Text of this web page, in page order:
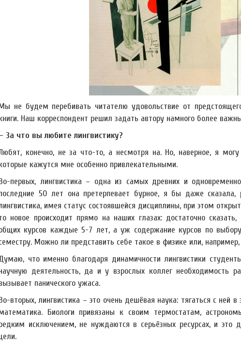
не будем перебивать читателю удовольствие от
Наш корреспондент решил задать автору намного более
За что вы любите лингвистику?
конечно, не за что-то, а несмотря на. Но, наверное, я могу
кажутся мне особенно привлекательными.
первых, лингвистика – одна из самых древних и
50 лет она претерпевает бурное, я бы даже сказала,
имея статус состоявшейся дисциплины, при этом
новое происходит прямо на наших глазах: достаточно
курсов каждые 5-7 лет, а уж содержание курсов по
Можно ли представить себе такое в физике или, например,
что именно благодаря динамичности лингвистики
деятельность, да и у взрослых коллег необходимость
панического ужаса.
вторых, лингвистика – это очень дешёвая наука: тягаться с ней
Биологи привязаны к своим термостатам,
исключением, не нуждаются в серьёзных ресурсах, и